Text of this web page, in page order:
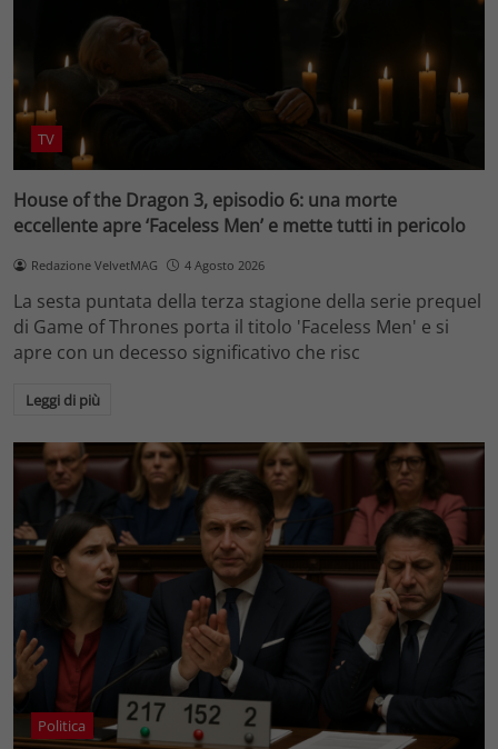
TV
House of the Dragon 3, episodio 6: una morte
eccellente apre ‘Faceless Men’ e mette tutti in pericolo
Redazione VelvetMAG 4 Agosto 2026
La sesta puntata della terza stagione della serie prequel
di Game of Thrones porta il titolo 'Faceless Men' e si
apre con un decesso significativo che risc
Leggi di più
Politica